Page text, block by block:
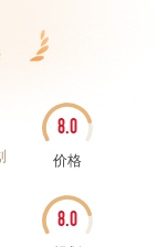
8.0
价格
8.0